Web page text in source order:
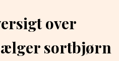
over
sortbjørn